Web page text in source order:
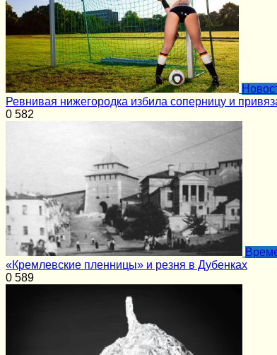
Ревнивая нижегородка избила соперницу и
0 582
«Кремлевские пленницы» и резня в Дубенках
0 589